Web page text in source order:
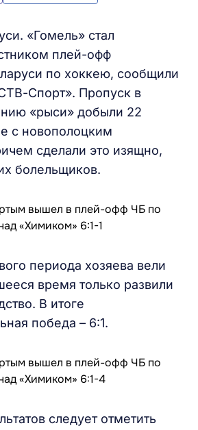
«Гомель» стал
плей-офф
по хоккею, сообщили
Спорт». Пропуск в
«рыси» добыли 22
с новополоцким
сделали это изящно,
болельщиков.
периода хозяева вели
время только развили
В итоге
победа – 6:1.
следует отметить